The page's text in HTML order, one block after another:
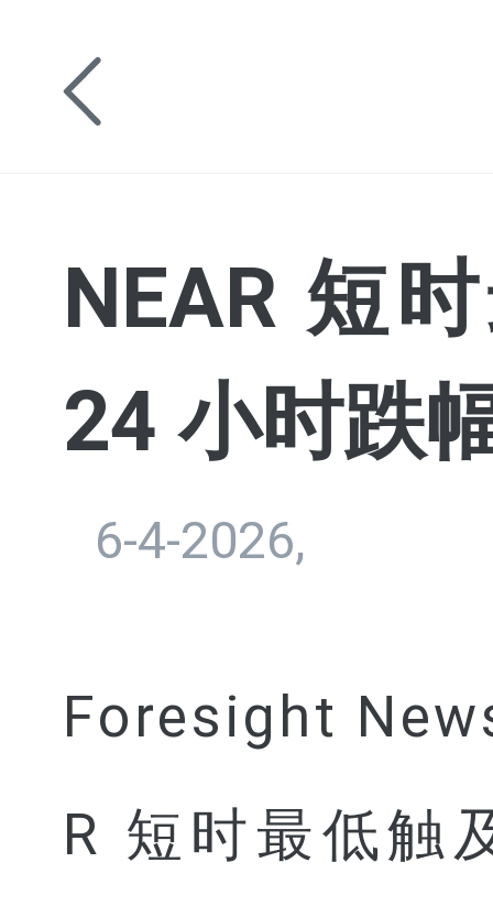
NEAR 短
24 小时跌
6-4-2026,
Foresight
R 短时最低触